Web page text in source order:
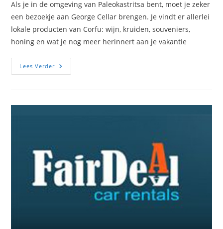
Als je in de omgeving van Paleokastritsa bent, moet je zeker
een bezoekje aan George Cellar brengen. Je vindt er allerlei
lokale producten van Corfu: wijn, kruiden, souveniers,
honing en wat je nog meer herinnert aan je vakantie
Lees VerderGeorges
Cellar